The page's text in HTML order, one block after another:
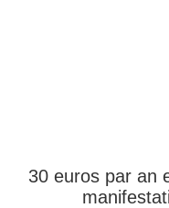
30 euros par an